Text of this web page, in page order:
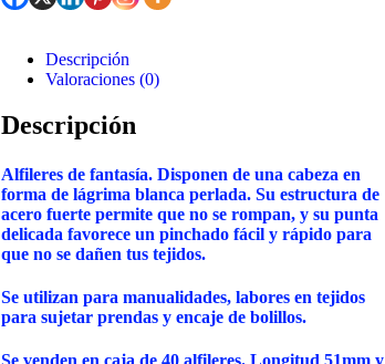
Descripción
Valoraciones (0)
Descripción
Alfileres de fantasía. Disponen de una cabeza en
forma de lágrima blanca perlada. Su estructura de
acero fuerte permite que no se rompan, y su punta
delicada favorece un pinchado fácil y rápido para
que no se dañen tus tejidos.
Se utilizan para manualidades, labores en tejidos
para sujetar prendas y encaje de bolillos.